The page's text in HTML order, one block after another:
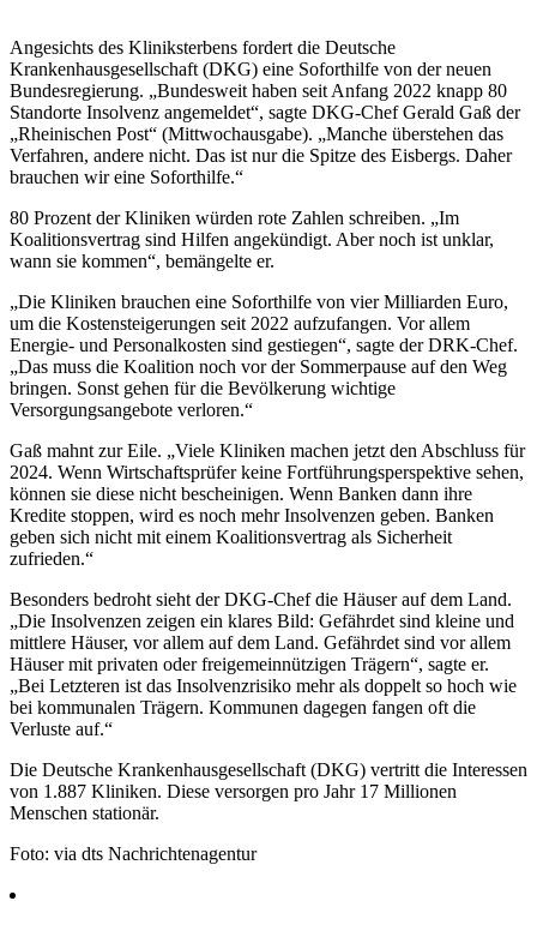
Angesichts des Kliniksterbens fordert die Deutsche
Krankenhausgesellschaft (DKG) eine Soforthilfe von der neuen
Bundesregierung. „Bundesweit haben seit Anfang 2022 knapp 80
Standorte Insolvenz angemeldet“, sagte DKG-Chef Gerald Gaß der
„Rheinischen Post“ (Mittwochausgabe). „Manche überstehen das
Verfahren, andere nicht. Das ist nur die Spitze des Eisbergs. Daher
brauchen wir eine Soforthilfe.“
80 Prozent der Kliniken würden rote Zahlen schreiben. „Im
Koalitionsvertrag sind Hilfen angekündigt. Aber noch ist unklar,
wann sie kommen“, bemängelte er.
„Die Kliniken brauchen eine Soforthilfe von vier Milliarden Euro,
um die Kostensteigerungen seit 2022 aufzufangen. Vor allem
Energie- und Personalkosten sind gestiegen“, sagte der DRK-Chef.
„Das muss die Koalition noch vor der Sommerpause auf den Weg
bringen. Sonst gehen für die Bevölkerung wichtige
Versorgungsangebote verloren.“
Gaß mahnt zur Eile. „Viele Kliniken machen jetzt den Abschluss für
2024. Wenn Wirtschaftsprüfer keine Fortführungsperspektive sehen,
können sie diese nicht bescheinigen. Wenn Banken dann ihre
Kredite stoppen, wird es noch mehr Insolvenzen geben. Banken
geben sich nicht mit einem Koalitionsvertrag als Sicherheit
zufrieden.“
Besonders bedroht sieht der DKG-Chef die Häuser auf dem Land.
„Die Insolvenzen zeigen ein klares Bild: Gefährdet sind kleine und
mittlere Häuser, vor allem auf dem Land. Gefährdet sind vor allem
Häuser mit privaten oder freigemeinnützigen Trägern“, sagte er.
„Bei Letzteren ist das Insolvenzrisiko mehr als doppelt so hoch wie
bei kommunalen Trägern. Kommunen dagegen fangen oft die
Verluste auf.“
Die Deutsche Krankenhausgesellschaft (DKG) vertritt die Interessen
von 1.887 Kliniken. Diese versorgen pro Jahr 17 Millionen
Menschen stationär.
Foto: via dts Nachrichtenagentur